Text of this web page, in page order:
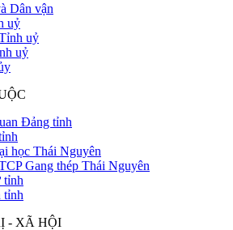
Dân vận
uỷ
uỷ
uỷ
Đảng tỉnh
học Thái Nguyên
Gang thép Thái Nguyên
tỉnh
tỉnh
- XÃ HỘI